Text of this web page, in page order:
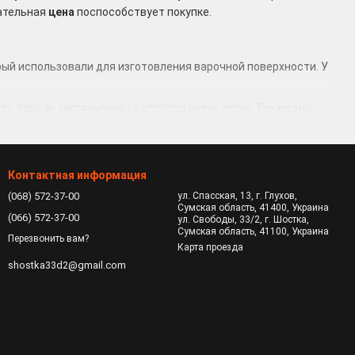
цена поспособствует покупке.
использовали для изготовления варочной поверхности. У
плиты. Практически не подвержен воздействию
и большие плиты в ретро-стиле. Она может быть
преимуществами:
пламя, то подача газа прекращается;
и жировые пятна обычной водой, не прибегая к
Контактная информация
(068) 572-37-00
(066) 572-37-00
Перезвонить вам?
shostka33d2@gmail.com
ул. Спасская, 13, г. Глухов,
Сумская область, 41400, Украина
ул. Свободы, 33/2, г. Шостка,
Сумская область, 41100, Украина
Карта проезда